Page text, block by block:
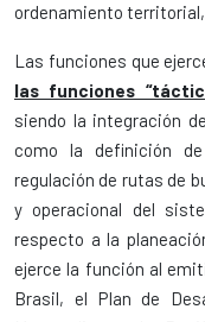
ordenamiento
Las funciones que
las funciones
siendo la integración
como la definición
regulación de rutas de
y operacional del
respecto a la
ejerce la función al
Brasil, el Plan de